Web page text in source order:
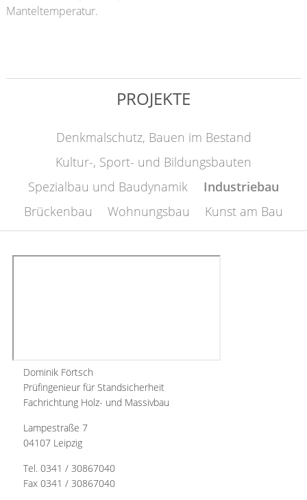
Manteltemperatur.
PROJEKTE
Denkmalschutz, Bauen im Bestand
Kultur-, Sport- und Bildungsbauten
Spezialbau und Baudynamik
Industriebau
Brückenbau
Wohnungsbau Kunst am Bau
Dominik Förtsch
Prüfingenieur für Standsicherheit
Fachrichtung Holz- und Massivbau
Lampestraße 7
04107 Leipzig
Tel. 0341 / 30867040
Fax 0341 / 30867040